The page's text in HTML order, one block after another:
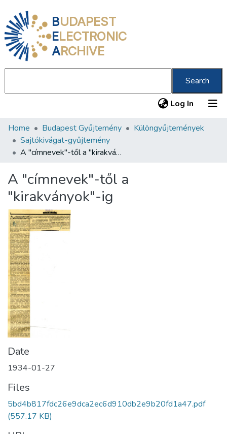
BUDAPEST
ELECTRONIC
ARCHIVE
Search
Log In (current)
Communities & Collections
All of DSpace
About us
Home Budapest Gyűjtemény
Különgyűjtemények
Sajtókivágat-gyűjtemény
A "címnevek"-től a "kirakványok"-ig
A "címnevek"-től a
"kirakványok"-ig
Date
1934-01-27
Files
5bd4b817fdc26e9dca2ec6d910db2e9b20fd1a47.pdf
(557.17 KB)